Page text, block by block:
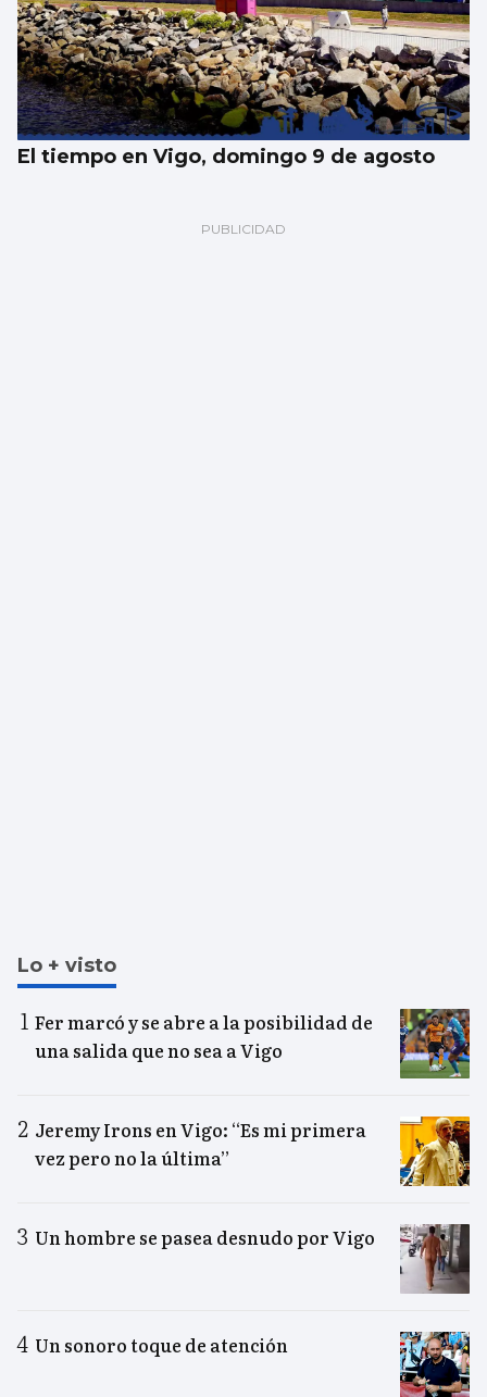
El tiempo en Vigo, domingo 9 de agosto
Lo + visto
Fer marcó y se abre a la posibilidad de
una salida que no sea a Vigo
Jeremy Irons en Vigo: “Es mi primera
vez pero no la última”
Un hombre se pasea desnudo por Vigo
Un sonoro toque de atención